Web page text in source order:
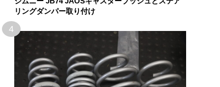
リングダンパー取り付け
4